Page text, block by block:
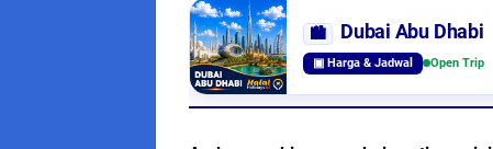
🏙️ Dubai Abu Dhabi
▣ Harga & Jadwal Open Trip